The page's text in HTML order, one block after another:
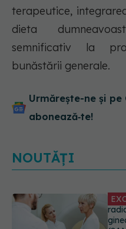
terapeutice,
dieta
semnificativ la
bunăstării generale.
Urmărește-ne și pe
abonează‑te!
NOUTĂȚI
cu
la